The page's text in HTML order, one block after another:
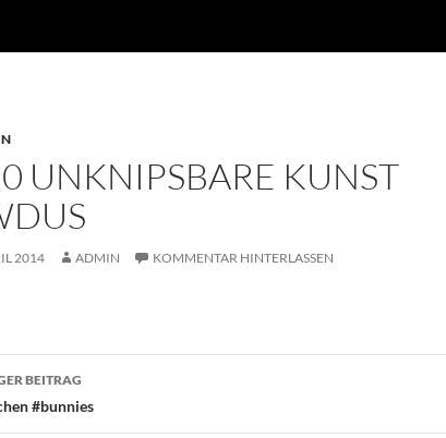
UNKNIPSBARE KUNST
2014 ADMIN KOMMENTAR HINTERLASSEN
BEITRAG
#bunnies